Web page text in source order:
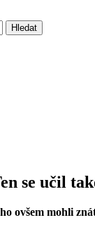
se učil
ovšem mohli